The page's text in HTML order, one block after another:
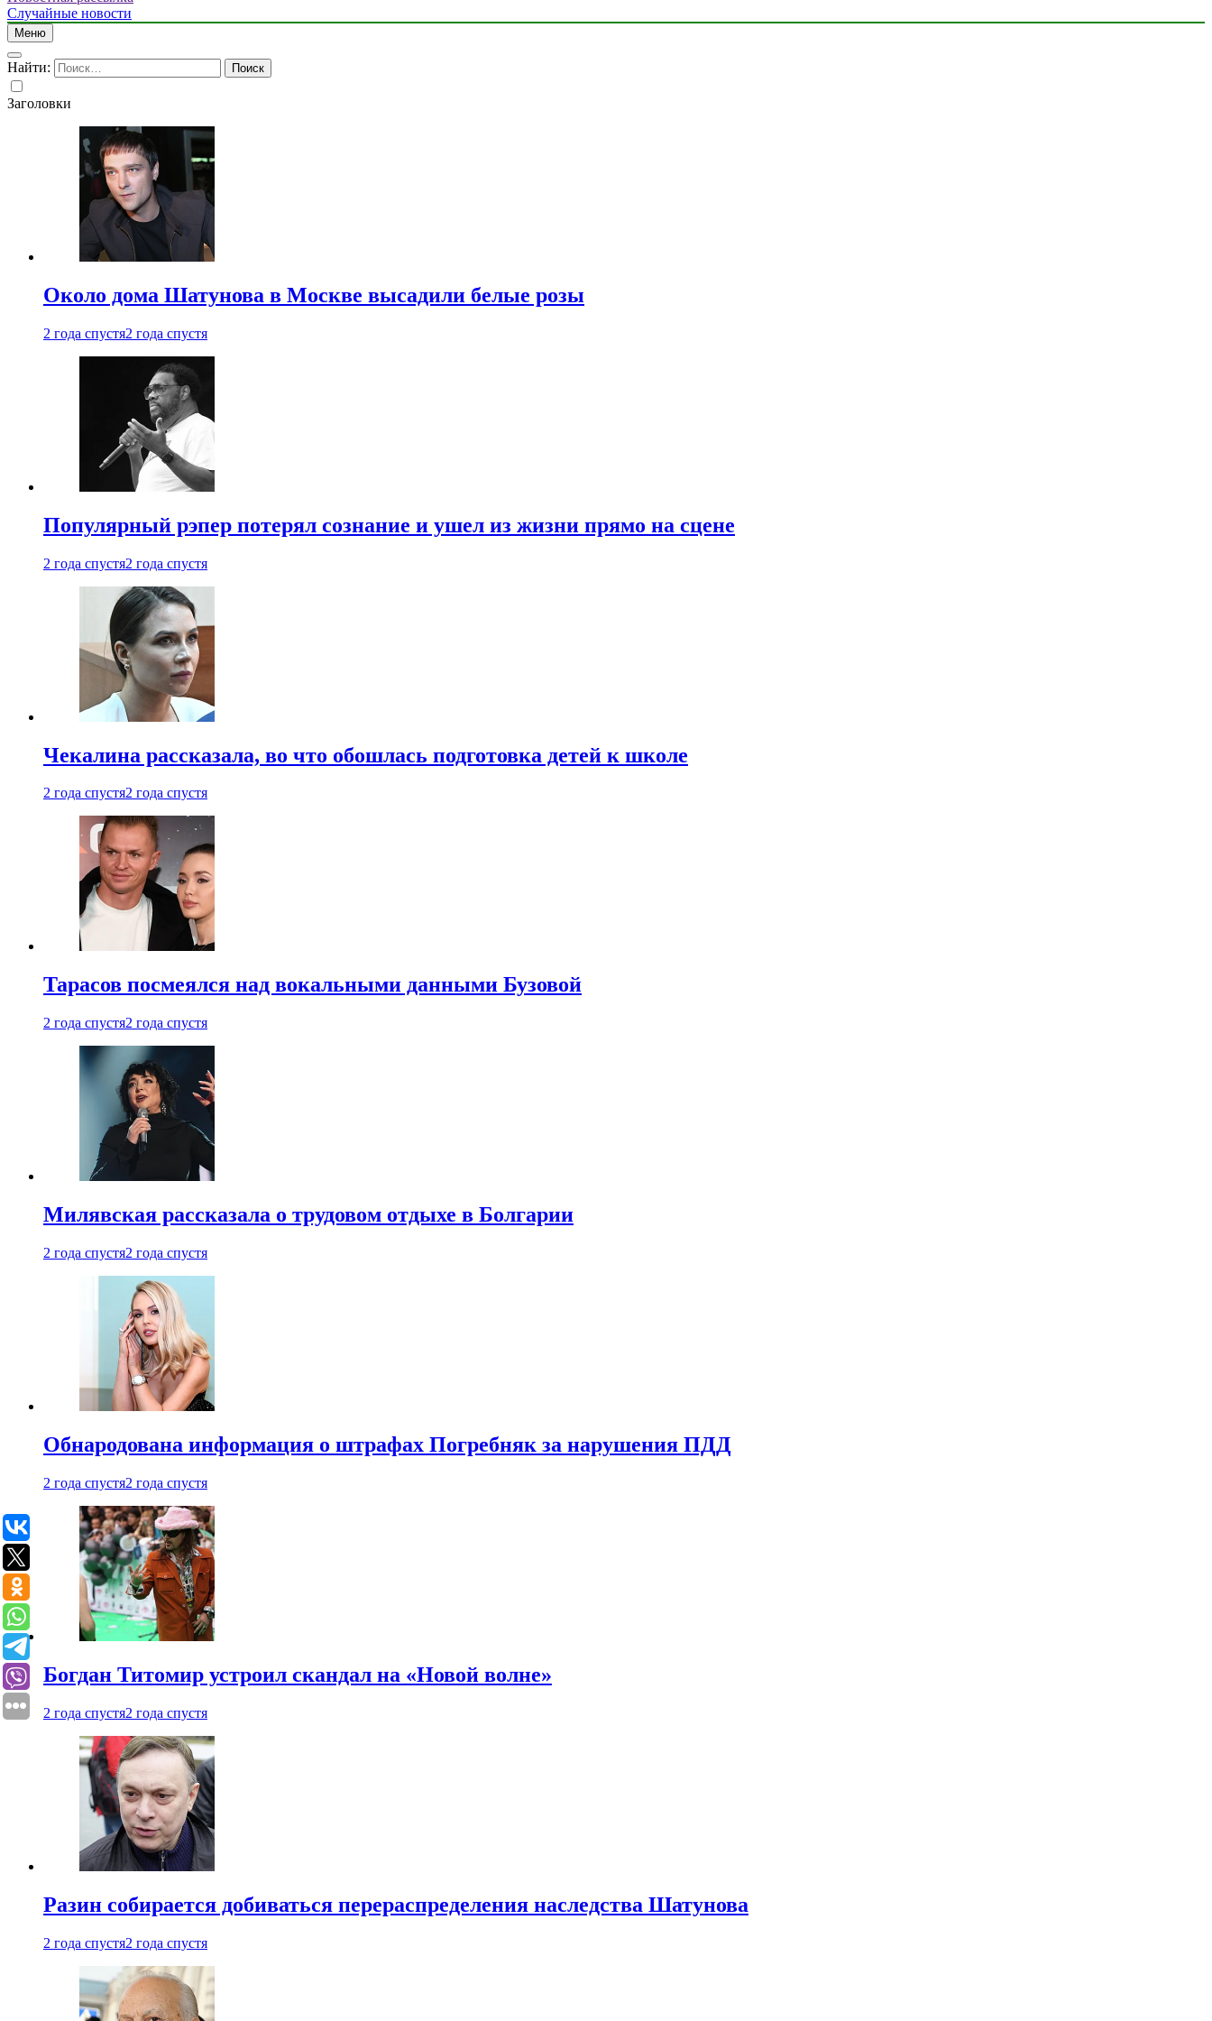
Случайные новости
Меню
Найти:
Заголовки
Около дома Шатунова в Москве высадили белые розы
2 года спустя2 года спустя
Популярный рэпер потерял сознание и ушел из жизни прямо на сцене
2 года спустя2 года спустя
Чекалина рассказала, во что обошлась подготовка детей к школе
2 года спустя2 года спустя
Тарасов посмеялся над вокальными данными Бузовой
2 года спустя2 года спустя
Милявская рассказала о трудовом отдыхе в Болгарии
2 года спустя2 года спустя
Обнародована информация о штрафах Погребняк за нарушения ПДД
2 года спустя2 года спустя
Богдан Титомир устроил скандал на «Новой волне»
2 года спустя2 года спустя
Разин собирается добиваться перераспределения наследства Шатунова
2 года спустя2 года спустя